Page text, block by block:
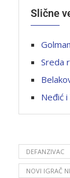
Slične
Sreda
Neđić
DEFANZIVAC
NOVI IGRAČ